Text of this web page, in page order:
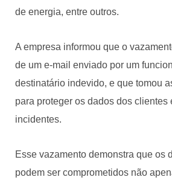
de energia, entre outros.
A empresa informou que o
de um e-mail enviado por um
destinatário indevido, e que tomou
para proteger os dados dos clientes
incidentes.
Esse vazamento demonstra que os
podem ser comprometidos não